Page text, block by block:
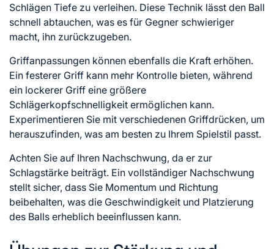
Schlägen Tiefe zu verleihen. Diese Technik lässt den Ball
schnell abtauchen, was es für Gegner schwieriger
macht, ihn zurückzugeben.
Griffanpassungen können ebenfalls die Kraft erhöhen.
Ein festerer Griff kann mehr Kontrolle bieten, während
ein lockerer Griff eine größere
Schlägerkopfschnelligkeit ermöglichen kann.
Experimentieren Sie mit verschiedenen Griffdrücken, um
herauszufinden, was am besten zu Ihrem Spielstil passt.
Achten Sie auf Ihren Nachschwung, da er zur
Schlagstärke beiträgt. Ein vollständiger Nachschwung
stellt sicher, dass Sie Momentum und Richtung
beibehalten, was die Geschwindigkeit und Platzierung
des Balls erheblich beeinflussen kann.